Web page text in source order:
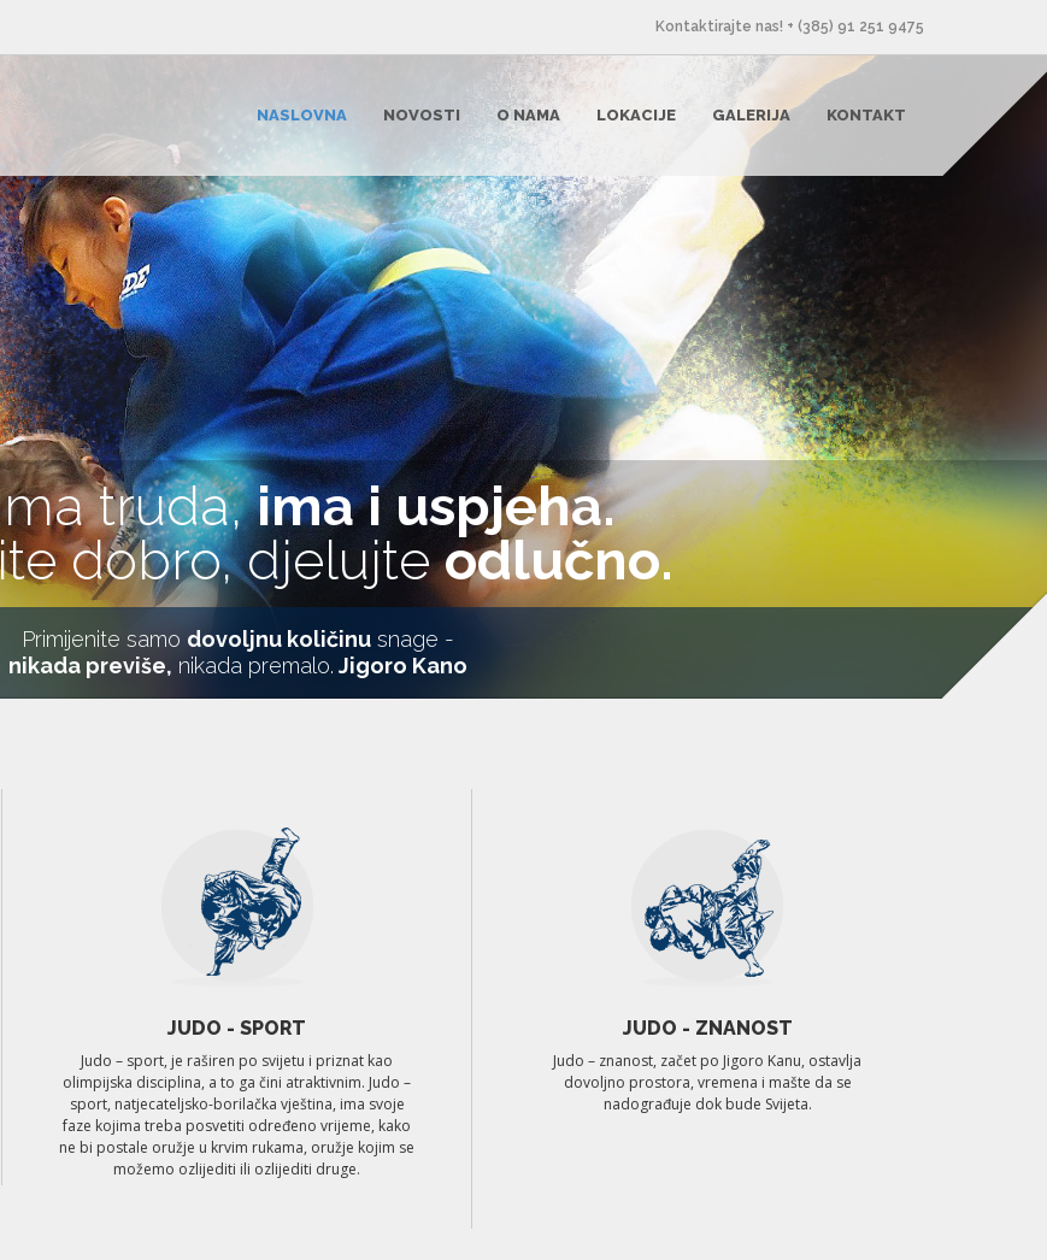
Kontaktirajte nas! + (385) 91 251 9475
NASLOVNA NOVOSTI O NAMA LOKACIJE GALERIJA KONTAKT
truda,ima i uspjeha.
dobro, djelujteodlučno.
Primijenite samo dovoljnu količinusnage -
nikada previše, nikada premalo. Jigoro Kano
JUDO - SPORT
Judo – sport, je raširen po svijetu i priznat kao
olimpijska disciplina, a to ga čini atraktivnim. Judo –
sport, natjecateljsko-borilačka vještina, ima svoje
faze kojima treba posvetiti određeno vrijeme, kako
ne bi postale oružje u krvim rukama, oružje kojim se
možemo ozlijediti ili ozlijediti druge.
JUDO - ZNANOST
Judo – znanost, začet po Jigoro Kanu, ostavlja
dovoljno prostora, vremena i mašte da se
nadograđuje dok bude Svijeta.